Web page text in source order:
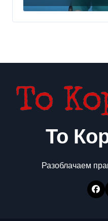
То
Разоблачаем